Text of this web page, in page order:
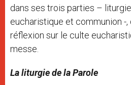
dans ses trois parties –
eucharistique et communion -,
réflexion sur le culte
messe.
La liturgie de la Parole